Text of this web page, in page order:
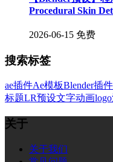
Procedural Skin
2026-06-15 免费
搜索标签
ae插件Ae模板Blender插件
标题LR预设文字动画logo
关于
关于我们